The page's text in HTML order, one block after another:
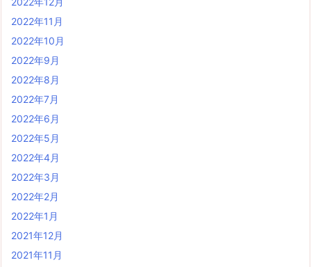
2022年11月
2022年10月
2022年9月
2022年8月
2022年7月
2022年6月
2022年5月
2022年4月
2022年3月
2022年2月
2022年1月
2021年12月
2021年11月